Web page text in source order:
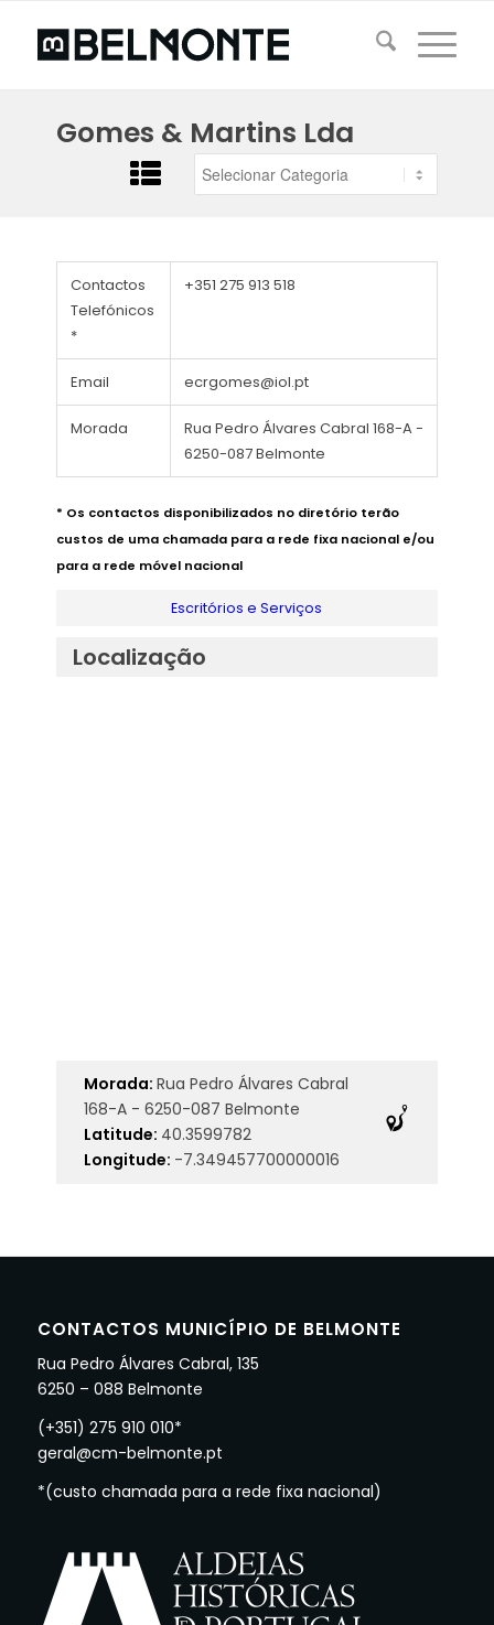
Gomes & Martins Lda
Contactos
Telefónicos
*
+351 275 913 518
Email ecrgomes@iol.pt
Morada
Rua Pedro Álvares Cabral 168-A -
6250-087 Belmonte
* Os contactos disponibilizados no diretório terão
custos de uma chamada para a rede fixa nacional e/ou
para a rede móvel nacional
Escritórios e Serviços
Localização
Morada: Rua Pedro Álvares Cabral
168-A - 6250-087 Belmonte
Latitude: 40.3599782
Longitude: -7.349457700000016
CONTACTOS MUNICÍPIO DE BELMONTE
Rua Pedro Álvares Cabral, 135
6250 – 088 Belmonte
(+351) 275 910 010*
geral@cm-belmonte.pt
*(custo chamada para a rede fixa nacional)